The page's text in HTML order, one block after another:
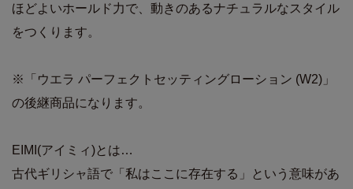
ほどよいホールド力で、動きのあるナチュラルなスタイル
をつくります。
※「ウエラ パーフェクトセッティングローション (W2)」
の後継商品になります。
EIMI(アイミィ)とは…
古代ギリシャ語で「私はここに存在する」という意味があ